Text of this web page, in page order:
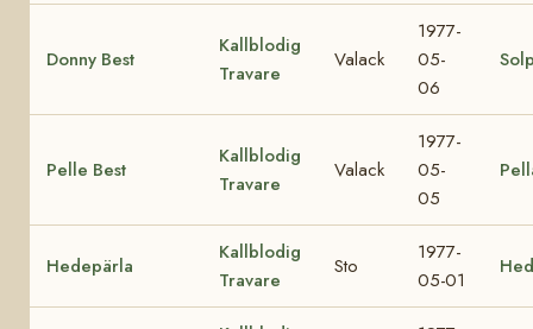
Donny Best
Kallblodig
Travare
Valack
1977-
05-
06
Pelle Best
Kallblodig
Travare
Valack
1977-
05-
05
Hedepärla
Kallblodig
Travare
Sto
1977-
05-01